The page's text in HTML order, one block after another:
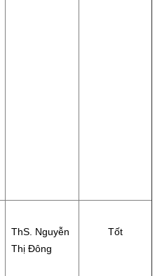
ThS. Nguyễn
Thị Đông
Tốt